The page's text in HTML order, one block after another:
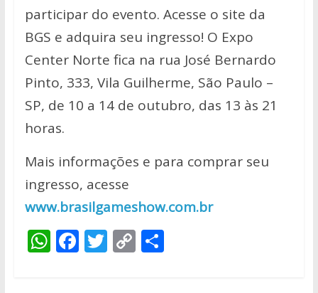
participar do evento. Acesse o site da
BGS e adquira seu ingresso! O Expo
Center Norte fica na rua José Bernardo
Pinto, 333, Vila Guilherme, São Paulo –
SP, de 10 a 14 de outubro, das 13 às 21
horas.
Mais informações e para comprar seu
ingresso, acesse
www.brasilgameshow.com.br
W F T C S